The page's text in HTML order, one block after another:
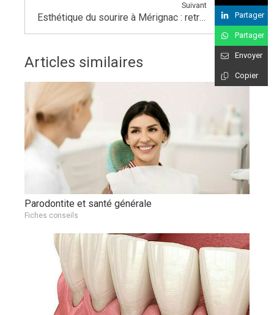
Suivant
Esthétique du sourire à Mérignac : retrouvez l’harmonie et la confiance
Articles similaires
Parodontite et santé générale
Fiches conseils
Partager
Partager
Envoyer
Copier